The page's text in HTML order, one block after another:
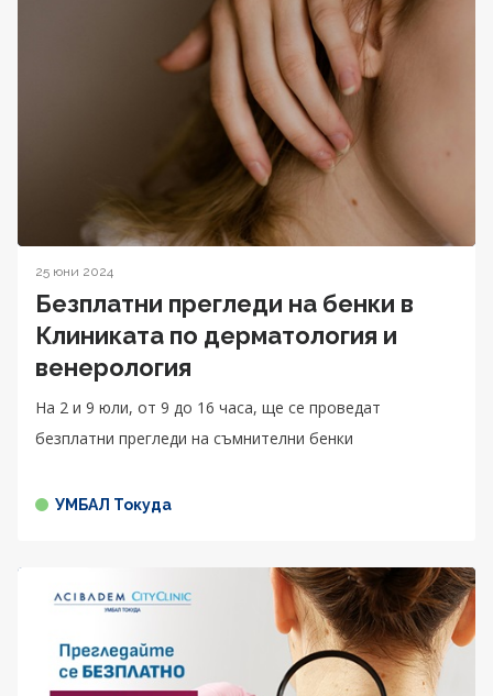
25 юни 2024
Безплатни прегледи на бенки в
Клиниката по дерматология и
венерология
На 2 и 9 юли, от 9 до 16 часа, ще се проведат
безплатни прегледи на съмнителни бенки
УМБАЛ Токуда